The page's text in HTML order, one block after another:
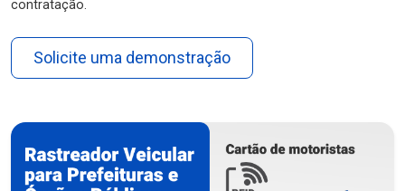
contratação.
Solicite uma demonstração